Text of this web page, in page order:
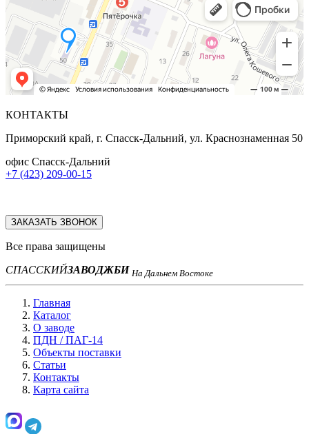
КОНТАКТЫ
Приморский край, г. Спасск-Дальний, ул. Краснознаменная 50
офис Спасск-Дальний
+7 (423) 209-00-15
ЗАКАЗАТЬ ЗВОНОК
Все права защищены
СПАССКИЙЗАВОДЖБИ На Дальнем Востоке
Главная
Каталог
О заводе
ПДН / ПАГ-14
Объекты поставки
Статьи
Контакты
Карта сайта